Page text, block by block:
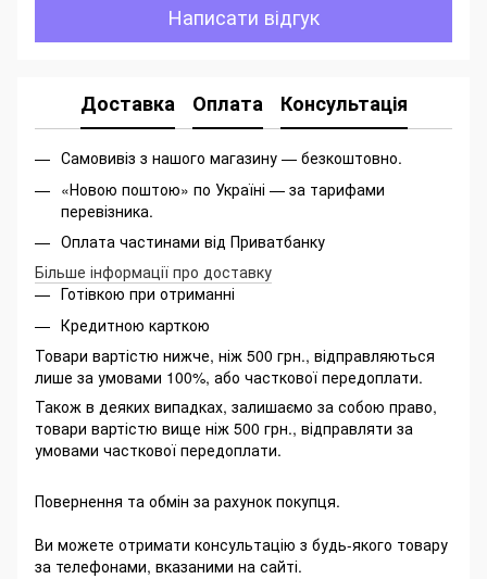
Написати відгук
Доставка Оплата Консультація
Самовивіз з нашого магазину — безкоштовно.
«Новою поштою» по Україні — за тарифами
перевізника.
Оплата частинами від Приватбанку
Більше інформації про доставку
Готівкою при отриманні
Кредитною карткою
Товари вартістю нижче, ніж 500 грн., відправляються
лише за умовами 100%, або часткової передоплати.
Також в деяких випадках, залишаємо за собою право,
товари вартістю вище ніж 500 грн., відправляти за
умовами часткової передоплати.
Повернення та обмін за рахунок покупця.
Ви можете отримати консультацію з будь-якого товару
за телефонами, вказаними на сайті.